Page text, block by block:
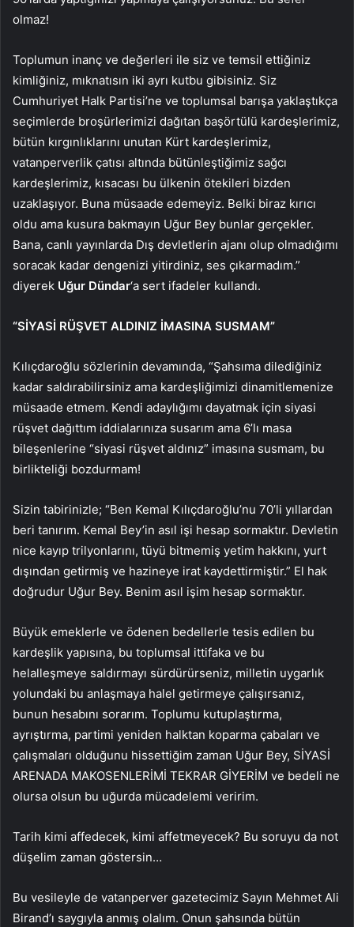
olmaz!
Toplumun inanç ve değerleri ile siz ve temsil ettiğiniz
kimliğiniz, mıknatısın iki ayrı kutbu gibisiniz. Siz
Cumhuriyet Halk Partisi’ne ve toplumsal barışa yaklaştıkça
seçimlerde broşürlerimizi dağıtan başörtülü kardeşlerimiz,
bütün kırgınlıklarını unutan Kürt kardeşlerimiz,
vatanperverlik çatısı altında bütünleştiğimiz sağcı
kardeşlerimiz, kısacası bu ülkenin ötekileri bizden
uzaklaşıyor. Buna müsaade edemeyiz. Belki biraz kırıcı
oldu ama kusura bakmayın Uğur Bey bunlar gerçekler.
Bana, canlı yayınlarda Dış devletlerin ajanı olup olmadığımı
soracak kadar dengenizi yitirdiniz, ses çıkarmadım.”
diyerek Uğur Dündar‘a sert ifadeler kullandı.
“SİYASİ RÜŞVET ALDINIZ İMASINA SUSMAM”
Kılıçdaroğlu sözlerinin devamında, “Şahsıma dilediğiniz
kadar saldırabilirsiniz ama kardeşliğimizi dinamitlemenize
müsaade etmem. Kendi adaylığımı dayatmak için siyasi
rüşvet dağıttım iddialarınıza susarım ama 6’lı masa
bileşenlerine “siyasi rüşvet aldınız” imasına susmam, bu
birlikteliği bozdurmam!
Sizin tabirinizle; “Ben Kemal Kılıçdaroğlu’nu 70’li yıllardan
beri tanırım. Kemal Bey’in asıl işi hesap sormaktır. Devletin
nice kayıp trilyonlarını, tüyü bitmemiş yetim hakkını, yurt
dışından getirmiş ve hazineye irat kaydettirmiştir.” El hak
doğrudur Uğur Bey. Benim asıl işim hesap sormaktır.
Büyük emeklerle ve ödenen bedellerle tesis edilen bu
kardeşlik yapısına, bu toplumsal ittifaka ve bu
helalleşmeye saldırmayı sürdürürseniz, milletin uygarlık
yolundaki bu anlaşmaya halel getirmeye çalışırsanız,
bunun hesabını sorarım. Toplumu kutuplaştırma,
ayrıştırma, partimi yeniden halktan koparma çabaları ve
çalışmaları olduğunu hissettiğim zaman Uğur Bey, SİYASİ
ARENADA MAKOSENLERİMİ TEKRAR GİYERİM ve bedeli ne
olursa olsun bu uğurda mücadelemi veririm.
Tarih kimi affedecek, kimi affetmeyecek? Bu soruyu da not
düşelim zaman göstersin…
Bu vesileyle de vatanperver gazetecimiz Sayın Mehmet Ali
Birand’ı saygıyla anmış olalım. Onun şahsında bütün